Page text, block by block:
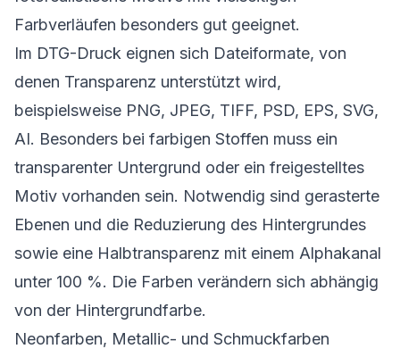
Farbverläufen besonders gut geeignet.
Im DTG-Druck eignen sich Dateiformate, von
denen Transparenz unterstützt wird,
beispielsweise PNG, JPEG, TIFF, PSD, EPS, SVG,
AI. Besonders bei farbigen Stoffen muss ein
transparenter Untergrund oder ein freigestelltes
Motiv vorhanden sein. Notwendig sind gerasterte
Ebenen und die Reduzierung des Hintergrundes
sowie eine Halbtransparenz mit einem Alphakanal
unter 100 %. Die Farben verändern sich abhängig
von der Hintergrundfarbe.
Neonfarben, Metallic- und Schmuckfarben